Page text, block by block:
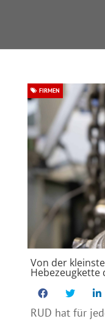
Von der
Hebezeugkette
FIRMEN
RUD hat für